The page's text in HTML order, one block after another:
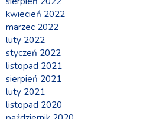
kwiecień 2022
marzec 2022
luty 2022
styczeń 2022
listopad 2021
sierpień 2021
luty 2021
listopad 2020